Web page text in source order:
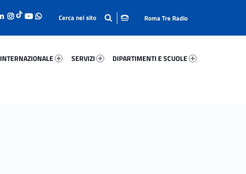
INTERNAZIONALE
SERVIZI
DIPARTIMENTI E SCUOLE
Roma Tre Radio